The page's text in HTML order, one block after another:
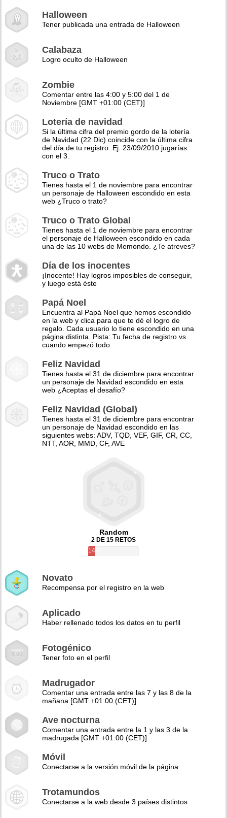
Halloween
Tener publicada una entrada de Halloween
Calabaza
Logro oculto de Halloween
Zombie
Comentar entre las 4:00 y 5:00 del 1 de
Noviembre [GMT +01:00 (CET)]
Lotería de navidad
Si la última cifra del premio gordo de la lotería
de Navidad (22 Dic) coincide con la última cifra
del día de tu registro. Ej: 23/09/2010 jugarías
con el 3.
Truco o Trato
Tienes hasta el 1 de noviembre para encontrar
un personaje de Halloween escondido en esta
web ¿Truco o trato?
Truco o Trato Global
Tienes hasta el 1 de noviembre para encontrar
el personaje de Halloween escondido en cada
una de las 10 webs de Memondo. ¿Te atreves?
Día de los inocentes
¡Inocente! Hay logros imposibles de conseguir,
y luego está éste
Papá Noel
Encuentra al Papá Noel que hemos escondido
en la web y clica para que te dé el logro de
regalo. Cada usuario lo tiene escondido en una
página distinta. Pista: Tu fecha de registro vs
cuando empezó todo
Feliz Navidad
Tienes hasta el 31 de diciembre para encontrar
un personaje de Navidad escondido en esta
web ¿Aceptas el desafío?
Feliz Navidad (Global)
Tienes hasta el 31 de diciembre para encontrar
un personaje de Navidad escondido en las
siguientes webs: ADV, TQD, VEF, GIF, CR, CC,
NTT, AOR, MMD, CF, AVE
Random
2 DE 15 RETOS
14%
Novato
Recompensa por el registro en la web
Aplicado
Haber rellenado todos los datos en tu perfil
Fotogénico
Tener foto en el perfil
Madrugador
Comentar una entrada entre las 7 y las 8 de la
mañana [GMT +01:00 (CET)]
Ave nocturna
Comentar una entrada entre la 1 y las 3 de la
madrugada [GMT +01:00 (CET)]
Móvil
Conectarse a la versión móvil de la página
Trotamundos
Conectarse a la web desde 3 países distintos